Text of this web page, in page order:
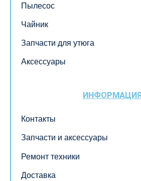
Пылесос
Чайник
Запчасти для утюга
Аксессуары
ИНФОРМАЦИЯ
Контакты
Запчасти и аксессуары
Ремонт техники
Доставка